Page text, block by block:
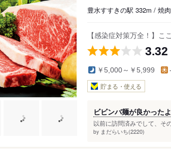
豊水すすきの駅 332m / 焼
【感染症対策万全！】
3.32
￥5,000～￥5,999 -
貯まる・使える
ビビンバ麺が良かったよ
以前に訪問済みでして、そ
by まだらいち(2220)